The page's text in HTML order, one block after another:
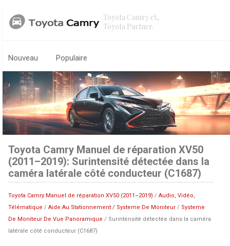
Toyota Camry et,
Toyota Partner.
Nouveau Populaire
Toyota Camry Manuel de réparation XV50
(2011–2019): Surintensité détectée dans la
caméra latérale côté conducteur (C1687)
Toyota Camry Manuel de réparation XV50 (2011–2019) /Audio, Vidéo,
Télématique /Aide Au Stationnement / Systeme De Moniteur / Systeme
De Moniteur De Vue Panoramique / Surintensité détectée dans la caméra
latérale côté conducteur (C1687)